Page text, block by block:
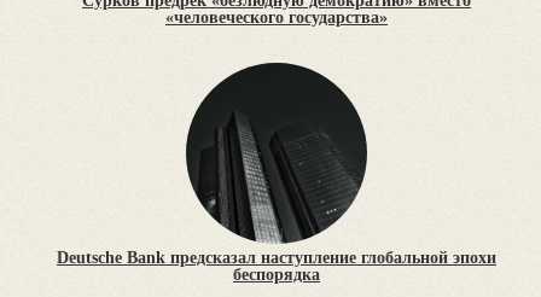
«человеческого государства»
Deutsche Bank предсказал наступление глобальной эпохи
беспорядка